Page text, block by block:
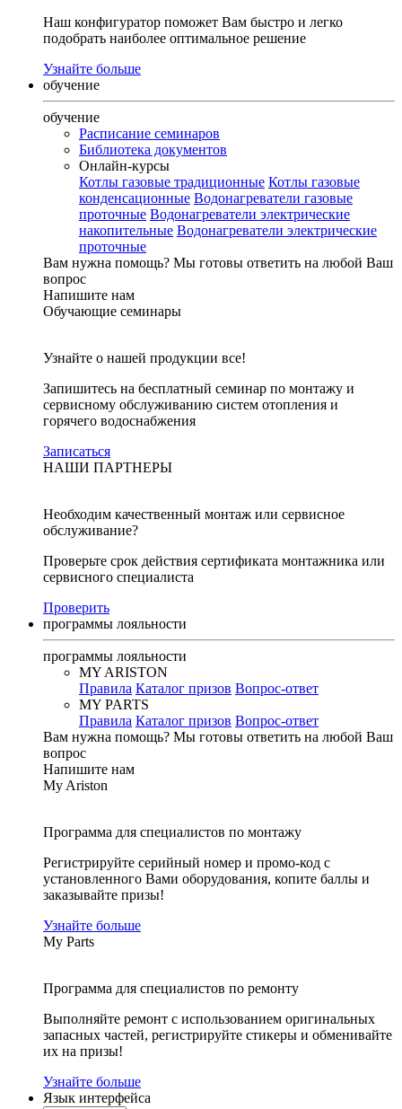
Наш конфигуратор поможет Вам быстро и легко
подобрать наиболее оптимальное решение
Узнайте больше
обучение
обучение
Расписание семинаров
Библиотека документов
Онлайн-курсы
Котлы газовые традиционные Котлы газовые
конденсационные Водонагреватели газовые
проточные Водонагреватели электрические
накопительные Водонагреватели электрические
проточные
Вам нужна помощь? Мы готовы ответить на любой Ваш
вопрос
Напишите нам
Обучающие семинары
Узнайте о нашей продукции все!
Запишитесь на бесплатный семинар по монтажу и
сервисному обслуживанию систем отопления и
горячего водоснабжения
Записаться
НАШИ ПАРТНЕРЫ
Необходим качественный монтаж или сервисное
обслуживание?
Проверьте срок действия сертификата монтажника или
сервисного специалиста
Проверить
программы лояльности
программы лояльности
MY ARISTON
Правила Каталог призов Вопрос-ответ
MY PARTS
Правила Каталог призов Вопрос-ответ
Вам нужна помощь? Мы готовы ответить на любой Ваш
вопрос
Напишите нам
My Ariston
Программа для специалистов по монтажу
Регистрируйте серийный номер и промо-код с
установленного Вами оборудования, копите баллы и
заказывайте призы!
Узнайте больше
My Parts
Программа для специалистов по ремонту
Выполняйте ремонт с использованием оригинальных
запасных частей, регистрируйте стикеры и обменивайте
их на призы!
Узнайте больше
Язык интерфейса